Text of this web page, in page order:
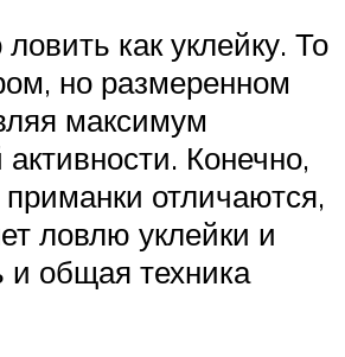
как уклейку. То
но размеренном
максимум
Конечно,
отличаются,
ловлю уклейки и
и общая техника